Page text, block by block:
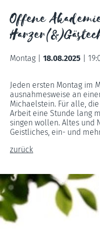
Offene
Montag | 18.08.2025
Jeden ersten Montag im
ausnahmesweise an
Michaelstein. Für alle,
Arbeit eine Stunde lang
singen wollen. Altes und
Geistliches, ein- und
zurück